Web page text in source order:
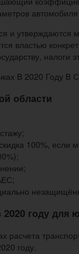
и утверждаются
властью
налоги
В 2020 Году В
области
100%, если
году для
расчета
году.